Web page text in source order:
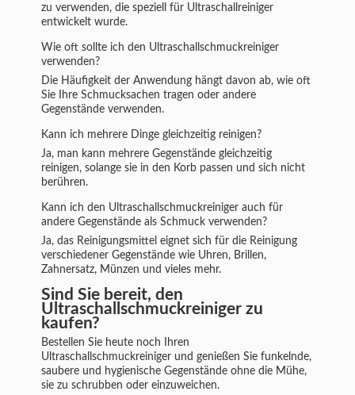
zu verwenden, die speziell für Ultraschallreiniger
entwickelt wurde.
Wie oft sollte ich den Ultraschallschmuckreiniger
verwenden?
Die Häufigkeit der Anwendung hängt davon ab, wie oft
Sie Ihre Schmucksachen tragen oder andere
Gegenstände verwenden.
Kann ich mehrere Dinge gleichzeitig reinigen?
Ja, man kann mehrere Gegenstände gleichzeitig
reinigen, solange sie in den Korb passen und sich nicht
berühren.
Kann ich den Ultraschallschmuckreiniger auch für
andere Gegenstände als Schmuck verwenden?
Ja, das Reinigungsmittel eignet sich für die Reinigung
verschiedener Gegenstände wie Uhren, Brillen,
Zahnersatz, Münzen und vieles mehr.
Sind Sie bereit, den
Ultraschallschmuckreiniger zu
kaufen?
Bestellen Sie heute noch Ihren
Ultraschallschmuckreiniger und genießen Sie funkelnde,
saubere und hygienische Gegenstände ohne die Mühe,
sie zu schrubben oder einzuweichen.